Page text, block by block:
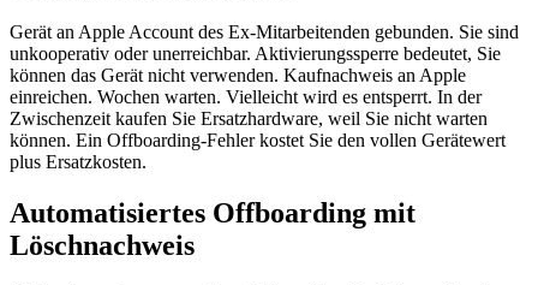
Gerät an Apple Account des Ex-Mitarbeitenden gebunden. Sie sind
unkooperativ oder unerreichbar. Aktivierungssperre bedeutet, Sie
können das Gerät nicht verwenden. Kaufnachweis an Apple
einreichen. Wochen warten. Vielleicht wird es entsperrt. In der
Zwischenzeit kaufen Sie Ersatzhardware, weil Sie nicht warten
können. Ein Offboarding-Fehler kostet Sie den vollen Gerätewert
plus Ersatzkosten.
Automatisiertes Offboarding mit
Löschnachweis